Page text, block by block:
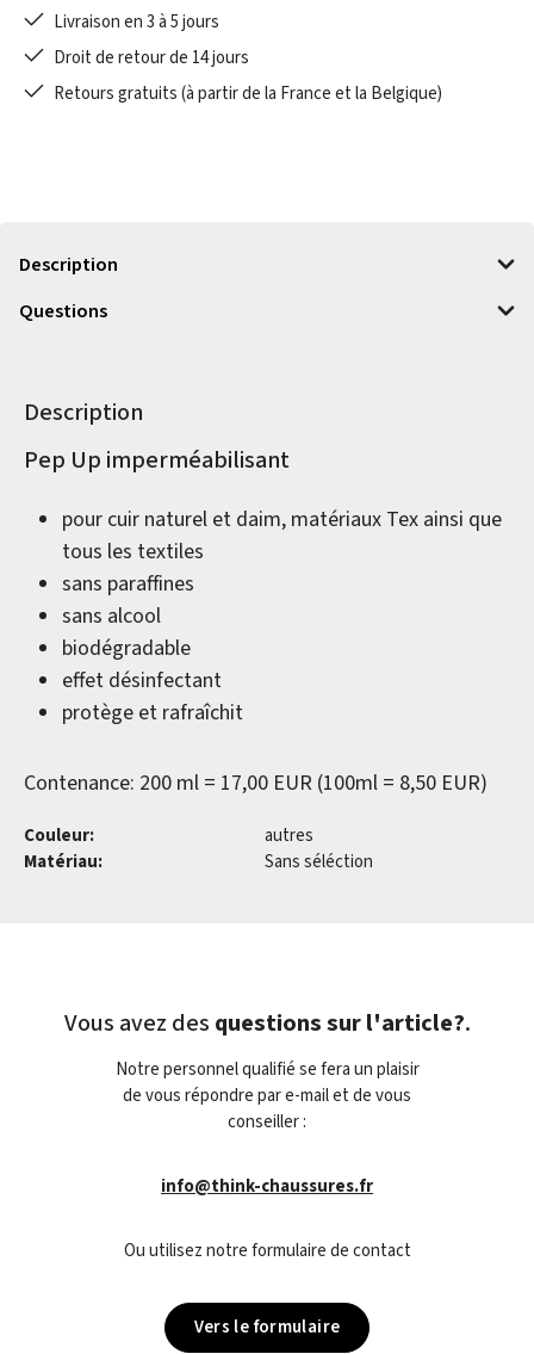
Livraison en 3 à 5 jours
Droit de retour de 14 jours
Retours gratuits (à partir de la France et la Belgique)
Description
Questions
Description
Informations sur le produit
Pep Up imperméabilisant
pour cuir naturel et daim, matériaux Tex ainsi que
tous les textiles
sans paraffines
sans alcool
biodégradable
effet désinfectant
protège et rafraîchit
Contenance: 200 ml = 17,00 EUR (100ml = 8,50 EUR)
Couleur:
autres
Matériau:
Sans séléction
Vous avez des questions sur l'article?.
Notre personnel qualifié se fera un plaisir
de vous répondre par e-mail et de vous
conseiller :
info@think-chaussures.fr
Ou utilisez notre formulaire de contact
Vers le formulaire